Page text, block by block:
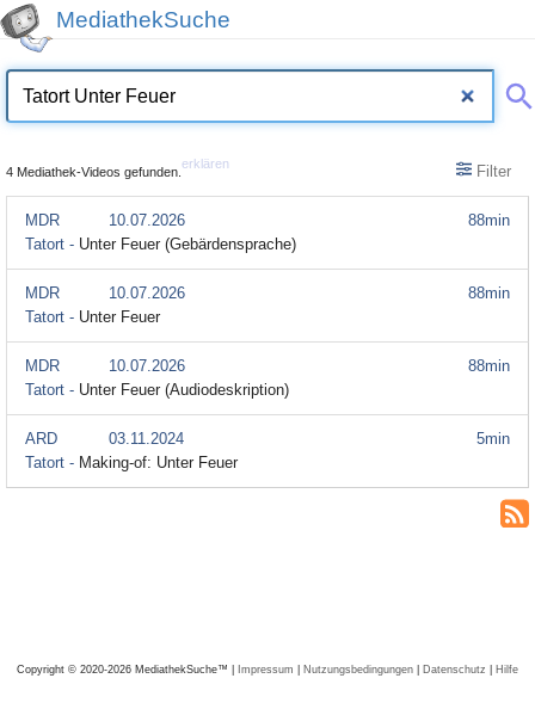
MediathekSuche
4 Mediathek-Videos gefunden.
erklären Filter
88min
MDR
10.07.2026
Tatort - Unter Feuer (Gebärdensprache)
88min
MDR
10.07.2026
Tatort - Unter Feuer
88min
MDR
10.07.2026
Tatort - Unter Feuer (Audiodeskription)
5min
ARD
03.11.2024
Tatort - Making-of: Unter Feuer
Copyright © 2020-2026 MediathekSuche™ | Impressum | Nutzungsbedingungen | Datenschutz | Hilfe